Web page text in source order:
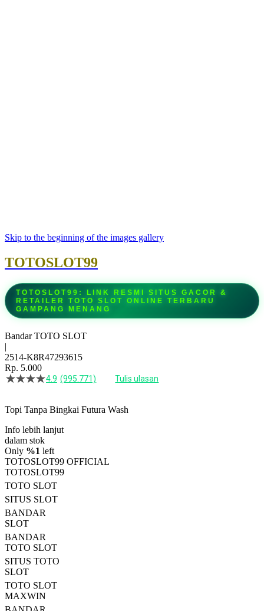
Skip to the beginning of the images gallery
TOTOSLOT99
TOTOSLOT99: LINK RESMI SITUS GACOR &
RETAILER TOTO SLOT ONLINE TERBARU
GAMPANG MENANG
Bandar TOTO SLOT
|
2514-K8R47293615
Rp. 5.000
4.5
bintang,
rating
rata-
rata.
Read
13
Reviews.
Tautan
halaman
yang
sama.
4.9 (995.771) Tulis ulasan
Topi Tanpa Bingkai Futura Wash
Info lebih lanjut
dalam stok
Only %1 left
TOTOSLOT99 OFFICIAL
TOTOSLOT99
TOTO SLOT
SITUS SLOT
BANDAR
SLOT
BANDAR
TOTO SLOT
SITUS TOTO
SLOT
TOTO SLOT
MAXWIN